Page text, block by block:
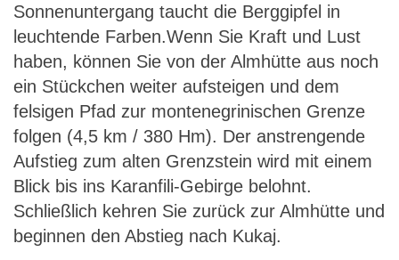
Sonnenuntergang taucht die Berggipfel in
leuchtende Farben.Wenn Sie Kraft und Lust
haben, können Sie von der Almhütte aus noch
ein Stückchen weiter aufsteigen und dem
felsigen Pfad zur montenegrinischen Grenze
folgen (4,5 km / 380 Hm). Der anstrengende
Aufstieg zum alten Grenzstein wird mit einem
Blick bis ins Karanfili-Gebirge belohnt.
Schließlich kehren Sie zurück zur Almhütte und
beginnen den Abstieg nach Kukaj.